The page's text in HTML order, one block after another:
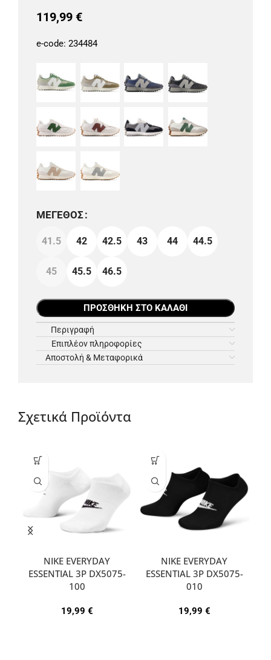
119,99 €
e-code: 234484
ΜΈΓΕΘΟΣ
41.5 42 42.5 43 44 44.5
45 45.5 46.5
ΠΡΟΣΘΉΚΗ ΣΤΟ ΚΑΛΆΘΙ
Περιγραφή
Επιπλέον πληροφορίες
Αποστολή & Μεταφορικά
Σχετικά Προϊόντα
NIKE EVERYDAY
ESSENTIAL 3P DX5075-
100
19,99 €
NIKE EVERYDAY
ESSENTIAL 3P DX5075-
010
19,99 €